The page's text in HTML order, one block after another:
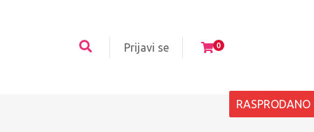
Prijavi se 0
RASPRODANO